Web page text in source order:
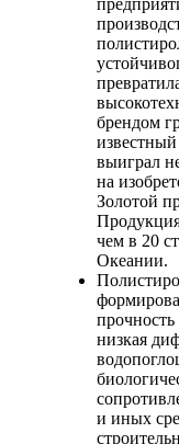
брендом
выиграл
на
Золотой
чем в 20
Океании.
низкая
и иных